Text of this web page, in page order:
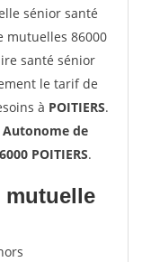
sénior santé
mutuelles 86000
santé sénior
le tarif de
à POITIERS.
Autonome de
POITIERS.
mutuelle